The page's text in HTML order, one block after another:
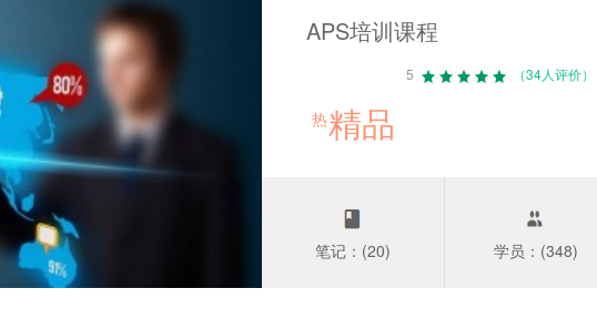
APS培训课程
5 （34人评价）
热精品
笔记：(20) 学员：(348)